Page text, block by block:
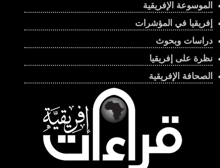
الموسوعة الإفريقية
إفريقيا في المؤشرات
دراسات وبحوث
نظرة على إفريقيا
الصحافة الإفريقية